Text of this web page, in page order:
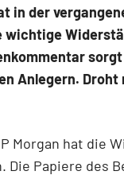
in der
wichtige
Anlegern.
Morgan hat die
Die Papiere des